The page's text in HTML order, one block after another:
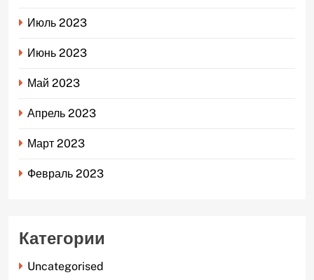
Июль 2023
Июнь 2023
Май 2023
Апрель 2023
Март 2023
Февраль 2023
Категории
Uncategorised